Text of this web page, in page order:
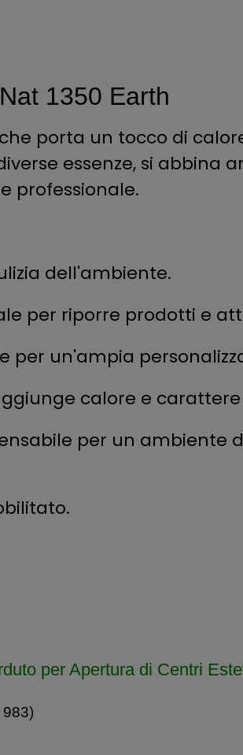
1350 Earth
porta un tocco di
essenze, si abbina
professionale.
dell'ambiente.
per riporre prodotti e
per un'ampia
calore e
per un ambiente
per Apertura di Centri